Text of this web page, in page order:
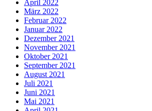
April 2022
März 2022
Februar 2022
Januar 2022
Dezember 2021
November 2021
Oktober 2021
September 2021
August 2021
Juli 2021
Juni 2021
Mai 2021